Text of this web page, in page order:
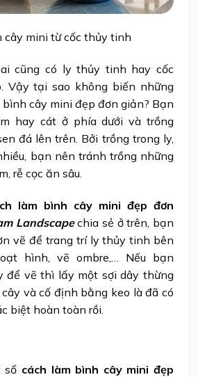
cây mini từ cốc thủy tinh
cũng có ly thủy tinh hay cốc
Vậy tại sao không biến những
bình cây mini đẹp đơn giản? Bạn
hay cát ở phía dưới và trồng
đá lên trên. Bởi trồng trong ly,
bạn nên tránh trồng những
rễ cọc ăn sâu.
làm bình cây mini đẹp đơn
Landscapechia sẻ ở trên, bạn
vẽ để trang trí ly thủy tinh bên
hình, vẽ ombre,… Nếu bạn
để vẽ thì lấy một sợi dây thừng
và cố định bằng keo là đã có
biệt hoàn toàn rồi.
số cách làm bình cây mini đẹp